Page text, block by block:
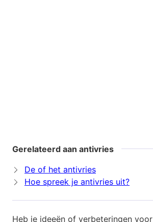
Gerelateerd aan antivries
De of het antivries
Hoe spreek je antivries uit?
Heb je ideeën of verbeteringen voor